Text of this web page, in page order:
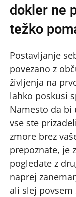
dokler ne
težko
Postavljanje
povezano z
življenja na
lahko poskusi
Namesto da bi
vse ste
zmore brez
prepoznate, je
pogledate z
naprej
ali slej povsem